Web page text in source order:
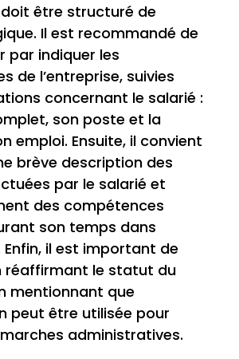
être structuré de
Il est recommandé de
par indiquer les
de l’entreprise, suivies
concernant le salarié :
son poste et la
emploi. Ensuite, il convient
brève description des
par le salarié et
des compétences
son temps dans
Enfin, il est important de
réaffirmant le statut du
mentionnant que
peut être utilisée pour
administratives.